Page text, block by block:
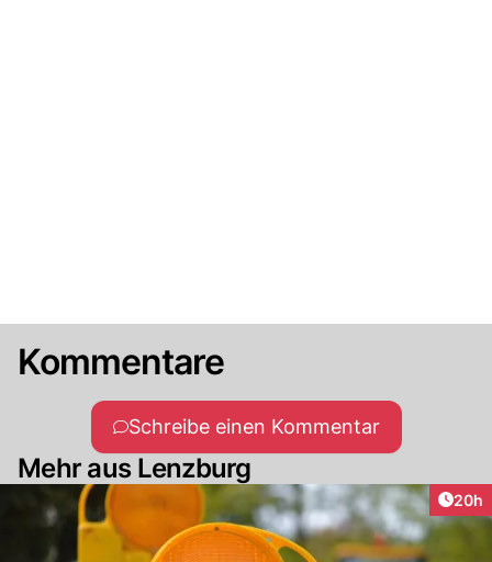
Kommentare
Schreibe einen Kommentar
Mehr aus Lenzburg
20h